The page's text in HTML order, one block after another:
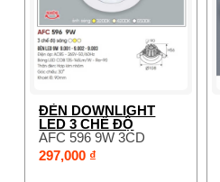
ĐÈN DOWNLIGHT
LED 3 CHẾ ĐỘ
AFC 596 9W 3CD
297,000 ₫